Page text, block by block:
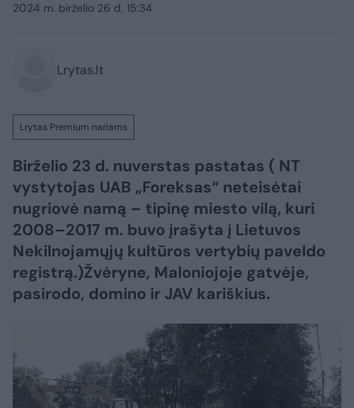
2024 m. birželio 26 d. 15:34
Lrytas.lt
Lrytas Premium nariams
Birželio 23 d. nuverstas pastatas ( NT
vystytojas UAB „Foreksas“ neteisėtai
nugriovė namą – tipinę miesto vilą, kuri
2008–2017 m. buvo įrašyta į Lietuvos
Nekilnojamųjų kultūros vertybių paveldo
registrą.)Žvėryne, Maloniojoje gatvėje,
pasirodo, domino ir JAV kariškius.